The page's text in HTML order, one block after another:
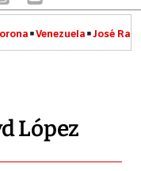
Venezuela José
López